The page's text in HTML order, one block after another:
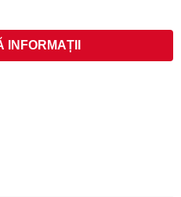
INFORMAȚII